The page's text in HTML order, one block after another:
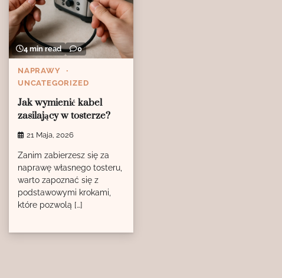
4 min read 0
NAPRAWY
UNCATEGORIZED
Jak wymienić kabel
zasilający w tosterze?
21 Maja, 2026
Zanim zabierzesz się za
naprawę własnego tosteru,
warto zapoznać się z
podstawowymi krokami,
które pozwolą […]